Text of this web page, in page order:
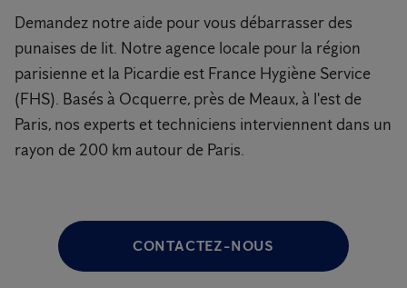
Demandez notre aide pour vous débarrasser des
punaises de lit. Notre agence locale pour la région
parisienne et la Picardie est France Hygiène Service
(FHS). Basés à Ocquerre, près de Meaux, à l'est de
Paris, nos experts et techniciens interviennent dans un
rayon de 200 km autour de Paris.
CONTACTEZ-NOUS